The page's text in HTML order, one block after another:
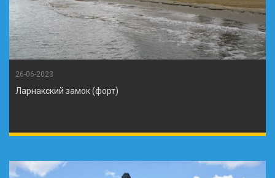
26-06-2023
Ларнакский замок (форт)